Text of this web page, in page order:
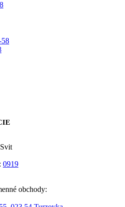
0919
obchody: